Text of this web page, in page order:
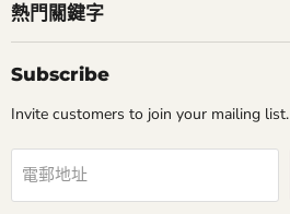
熱門關鍵字
Subscribe
Invite customers to join your mailing list.
電郵地址